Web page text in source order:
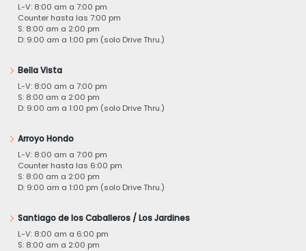
L-V: 8:00 am a 7:00 pm
Counter hasta las 7:00 pm
S: 8:00 am a 2:00 pm
D: 9:00 am a 1:00 pm (solo Drive Thru.)
Bella Vista
L-V: 8:00 am a 7:00 pm
S: 8:00 am a 2:00 pm
D: 9:00 am a 1:00 pm (solo Drive Thru.)
Arroyo Hondo
L-V: 8:00 am a 7:00 pm
Counter hasta las 6:00 pm
S: 8:00 am a 2:00 pm
D: 9:00 am a 1:00 pm (solo Drive Thru.)
Santiago de los Caballeros / Los Jardines
L-V: 8:00 am a 6:00 pm
S: 8:00 am a 2:00 pm